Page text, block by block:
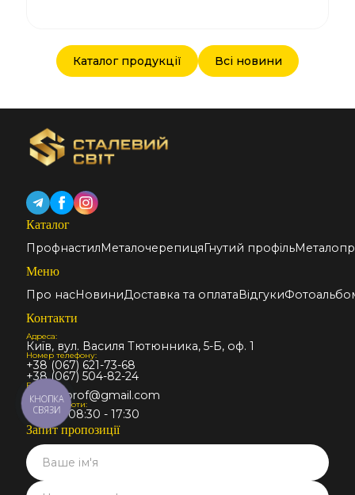
Каталог продукції Всі новини
Каталог
ПрофнастилМеталочерепицяГнутий профіль
Меню
Про насНовиниДоставка та оплатаВідгуки
Контакти
Адреса:
Київ, вул. Василя Тютюнника, 5-Б, оф. 1
Номер телефону:
+38 (067) 621-73-68
+38 (067) 504-82-24
Email:
stalmir.prof@gmail.com
Графік роботи:
Пн-Пт: 08:30 - 17:30
Запит пропозиції
КНОПКА
СВЯЗИ